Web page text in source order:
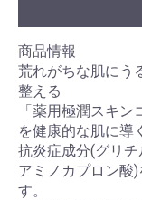
商品情報
荒れがちな肌にう
整える
「薬用極潤スキ
を健康的な肌に導
抗炎症成分(グリ
アミノカプロン酸
す。